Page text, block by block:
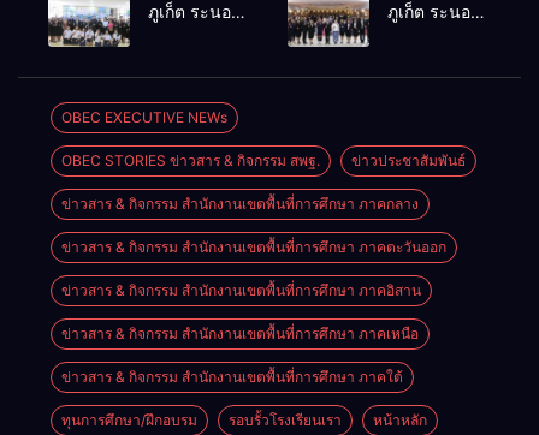
สุขภาพ
พลังผู้นำ
สถานศึกษา
ภูเก็ต ระนอง
การดำเนิน
งานห้องเรียน
พิเศษโรงเรียน
สตรีพังงา
ภูเก็ต ระนอง
บุคลากร
สร้างเครือ
ข่ายคุ้มครองผู้
เรียนอย่าง
ยั่งยืน
OBEC EXECUTIVE NEWs
OBEC STORIES ข่าวสาร & กิจกรรม สพฐ. ข่าวประชาสัมพันธ์
ข่าวสาร & กิจกรรม สำนักงานเขตพื้นที่การศึกษา ภาคกลาง
ข่าวสาร & กิจกรรม สำนักงานเขตพื้นที่การศึกษา ภาคตะวันออก
ข่าวสาร & กิจกรรม สำนักงานเขตพื้นที่การศึกษา ภาคอิสาน
ข่าวสาร & กิจกรรม สำนักงานเขตพื้นที่การศึกษา ภาคเหนือ
ข่าวสาร & กิจกรรม สำนักงานเขตพื้นที่การศึกษา ภาคใต้
ทุนการศึกษา/ฝึกอบรม รอบรั้วโรงเรียนเรา หน้าหลัก